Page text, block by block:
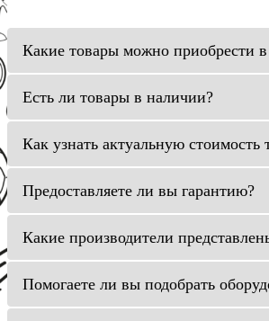
Какие товары можно приобрести
Есть ли товары в наличии?
Как узнать актуальную стоимость
Предоставляете ли вы гарантию?
Какие производители
Помогаете ли вы подобрать